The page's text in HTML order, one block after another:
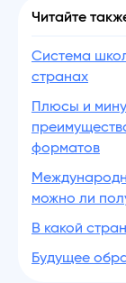
Читайте
Система
странах
Плюсы и
форматов
можно ли
В какой
Будущее